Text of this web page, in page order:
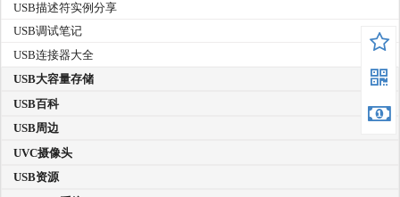
USB描述符实例分享
USB调试笔记
USB连接器大全
USB大容量存储
USB百科
USB周边
UVC摄像头
USB资源